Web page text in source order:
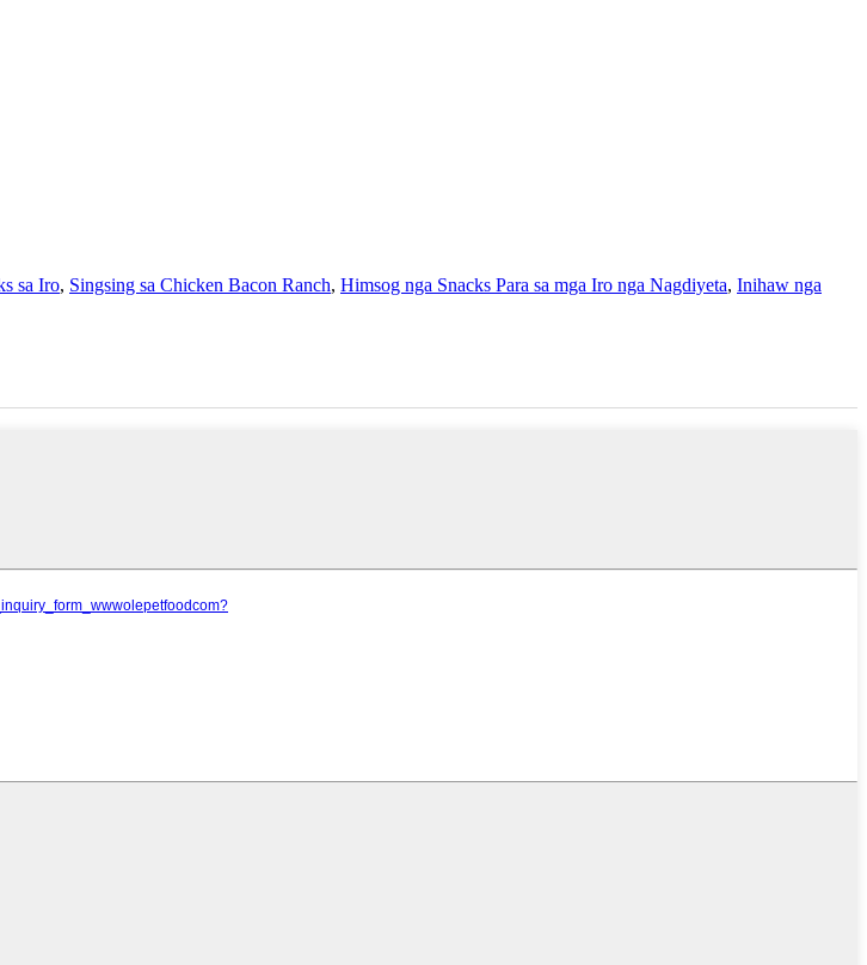
sa Iro, Singsing sa Chicken Bacon Ranch, Himsog nga Snacks Para sa mga Iro nga Nagdiyeta, Inihaw nga